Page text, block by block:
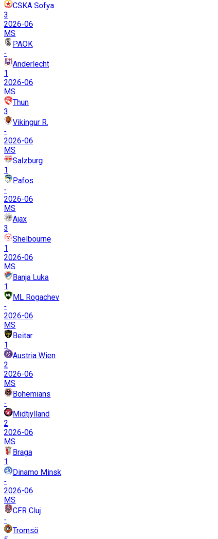
CSKA Sofya
3
2026-06
MS
PAOK
-
Anderlecht
1
2026-06
MS
Thun
3
Vikingur R.
-
2026-06
MS
Salzburg
1
Pafos
-
2026-06
MS
Ajax
3
Shelbourne
1
2026-06
MS
Banja Luka
1
ML Rogachev
-
2026-06
MS
Beitar
1
Austria Wien
2
2026-06
MS
Bohemians
-
Midtjylland
2
2026-06
MS
Braga
1
Dinamo Minsk
-
2026-06
MS
CFR Cluj
-
Tromsö